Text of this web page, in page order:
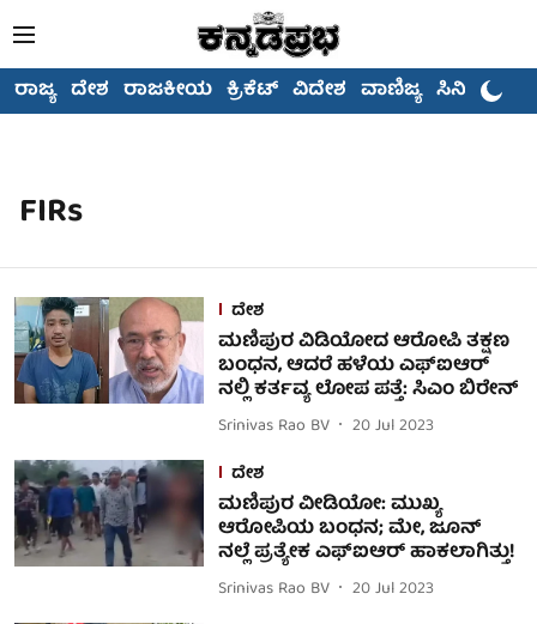
ರಾಜ್ಯ ದೇಶ ರಾಜಕೀಯ ಕ್ರಿಕೆಟ್ ವಿದೇಶ ವಾಣಿಜ್ಯ ಸಿನಿಮಾ
FIRs
ದೇಶ
ಮಣಿಪುರ ವಿಡಿಯೋದ ಆರೋಪಿ ತಕ್ಷಣ
ಬಂಧನ, ಆದರೆ ಹಳೆಯ ಎಫ್ಐಆರ್
ನಲ್ಲಿ ಕರ್ತವ್ಯ ಲೋಪ ಪತ್ತೆ: ಸಿಎಂ ಬಿರೇನ್
Srinivas Rao BV
20 Jul 2023
ದೇಶ
ಮಣಿಪುರ ವೀಡಿಯೋ: ಮುಖ್ಯ
ಆರೋಪಿಯ ಬಂಧನ; ಮೇ, ಜೂನ್
ನಲ್ಲೆ ಪ್ರತ್ಯೇಕ ಎಫ್ಐಆರ್ ಹಾಕಲಾಗಿತ್ತು!
Srinivas Rao BV
20 Jul 2023